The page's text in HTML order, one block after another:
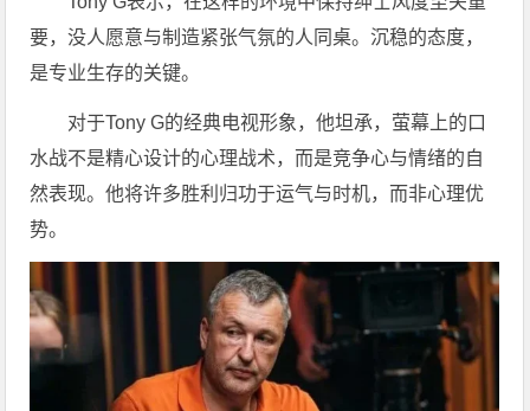
要，没人愿意与制造紧张气氛的人同桌。沉稳的态度，
是专业生存的关键。
对于Tony G的经典电视形象，他坦承，萤幕上的口
水战不是精心设计的心理战术，而是竞争心与情绪的自
然表现。他将许多胜利归功于运气与时机，而非心理优
势。